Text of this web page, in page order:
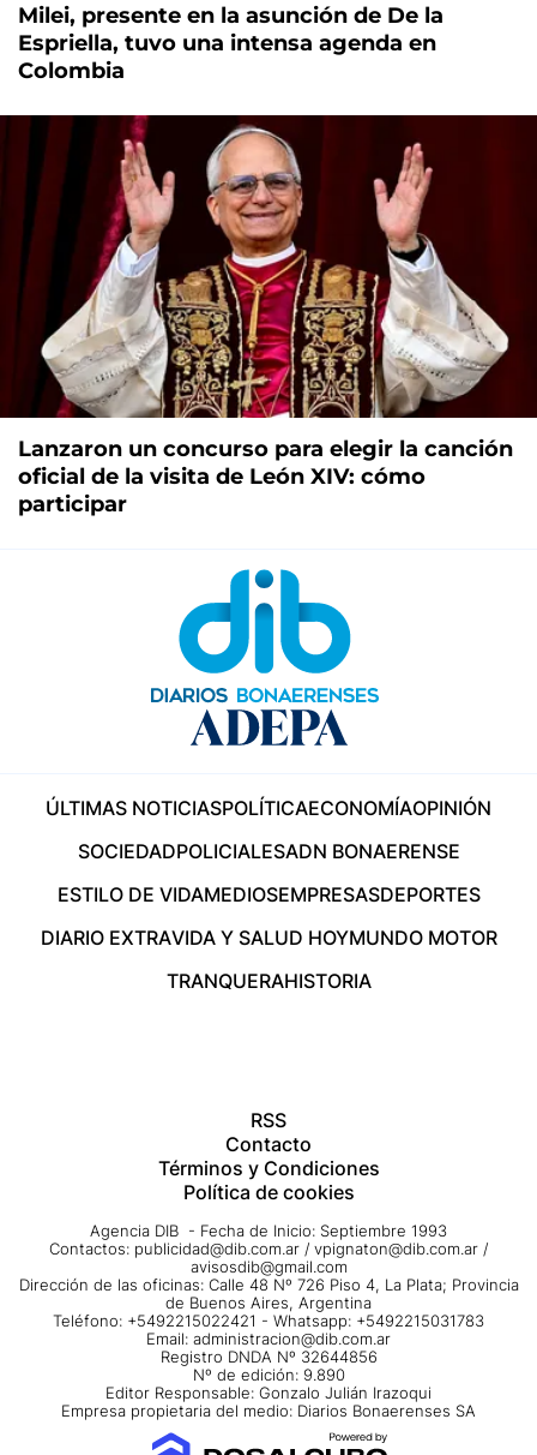
Milei, presente en la asunción de De la
Espriella, tuvo una intensa agenda en
Colombia
Lanzaron un concurso para elegir la canción
oficial de la visita de León XIV: cómo
participar
ÚLTIMAS NOTICIASPOLÍTICAECONOMÍAOPINIÓN
SOCIEDADPOLICIALESADN BONAERENSE
ESTILO DE VIDAMEDIOSEMPRESASDEPORTES
DIARIO EXTRAVIDA Y SALUD HOYMUNDO MOTOR
TRANQUERAHISTORIA
RSS
Contacto
Términos y Condiciones
Política de cookies
Agencia DIB - Fecha de Inicio: Septiembre 1993
Contactos: publicidad@dib.com.ar / vpignaton@dib.com.ar /
avisosdib@gmail.com
Dirección de las oficinas: Calle 48 Nº 726 Piso 4, La Plata; Provincia
de Buenos Aires, Argentina
Teléfono: +5492215022421 - Whatsapp: +5492215031783
Email: administracion@dib.com.ar
Registro DNDA Nº 32644856
Nº de edición: 9.890
Editor Responsable: Gonzalo Julián Irazoqui
Empresa propietaria del medio: Diarios Bonaerenses SA